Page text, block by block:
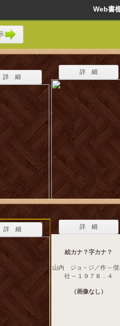
Web
詳 細
詳 細
詳 細 詳 細
絵カナ？字カナ？
山内 ジョ－ジ／作 -- 偕
社 -- １９７８．４
（画像なし）